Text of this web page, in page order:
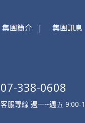
集團簡介 集團訊息
07-338-0608
客服專線 週一~週五 9:00-